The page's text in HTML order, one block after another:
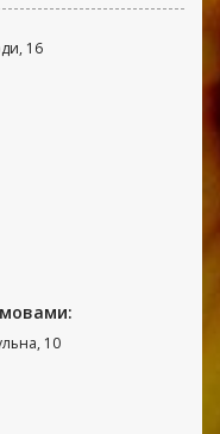
16
10